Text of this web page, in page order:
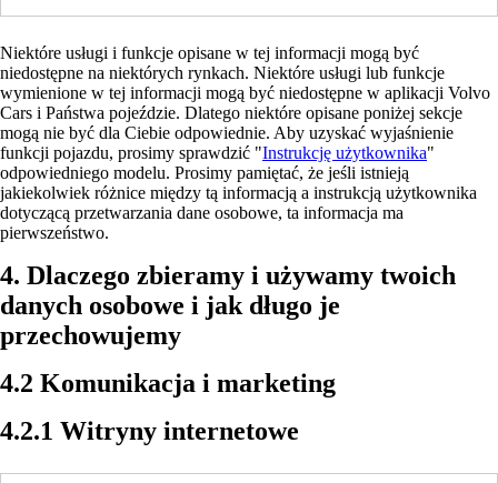
Niektóre usługi i funkcje opisane w tej informacji mogą być
niedostępne na niektórych rynkach. Niektóre usługi lub funkcje
wymienione w tej informacji mogą być niedostępne w aplikacji Volvo
Cars i Państwa pojeździe. Dlatego niektóre opisane poniżej sekcje
mogą nie być dla Ciebie odpowiednie. Aby uzyskać wyjaśnienie
funkcji pojazdu, prosimy sprawdzić "Instrukcję użytkownika"
odpowiedniego modelu. Prosimy pamiętać, że jeśli istnieją
jakiekolwiek różnice między tą informacją a instrukcją użytkownika
dotyczącą przetwarzania dane osobowe, ta informacja ma
pierwszeństwo.
4. Dlaczego zbieramy i używamy twoich
danych osobowe i jak długo je
przechowujemy
4.2 Komunikacja i marketing
4.2.1 Witryny internetowe